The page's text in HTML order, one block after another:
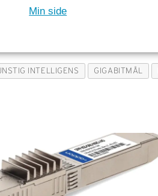
Min side
INTELLIGENS GIGABITMÅL